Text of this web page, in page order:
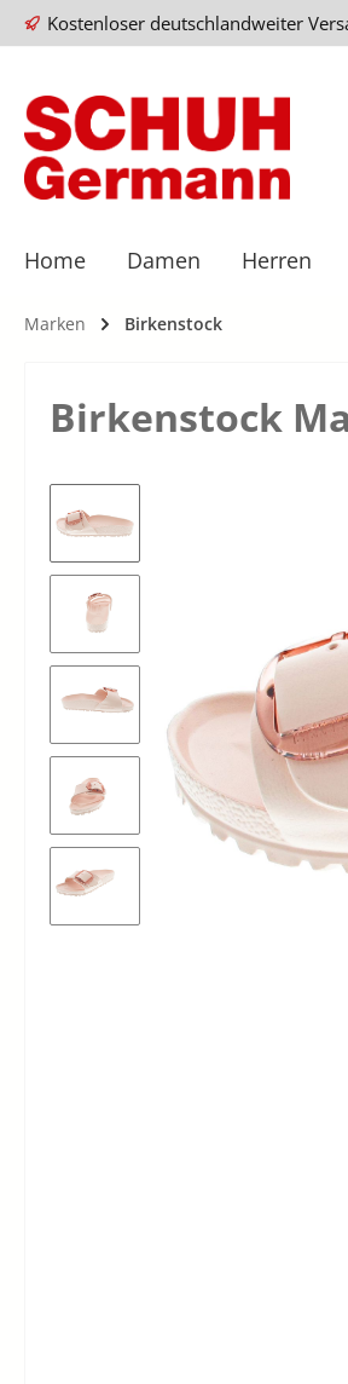
Kostenloser deutschlandweiter
Home Damen Herren
Marken Birkenstock
Birkenstock